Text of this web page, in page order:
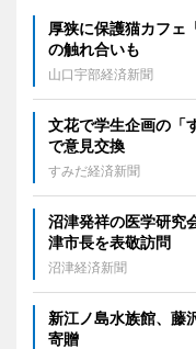
厚狭に保護猫カフ
の触れ合いも
山口宇部経済新聞
文花で学生企画の
で意見交換
すみだ経済新聞
沼津発祥の医学研
津市長を表敬訪問
沼津経済新聞
新江ノ島水族館、藤
寄贈